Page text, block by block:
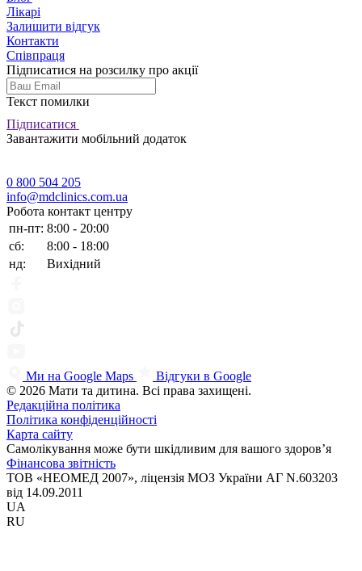
Лікарі
Залишити відгук
Контакти
Співпраця
Підписатися на розсилку про акції
Текст помилки
Підписатися
Завантажити мобільний додаток
0 800 504 205
info@mdclinics.com.ua
Робота контакт центру
пн-пт: 8:00 - 20:00
сб:
8:00 - 18:00
нд:
Вихідний
Ми на Google Maps
Відгуки в Google
© 2026 Мати та дитина. Всі права захищені.
Редакційна політика
Політика конфіденційності
Карта сайту
Самолікування може бути шкідливим для вашого здоров’я
Фінансова звітність
ТОВ «НЕОМЕД 2007», ліцензія МОЗ України АГ N.603203
від 14.09.2011
UA
RU